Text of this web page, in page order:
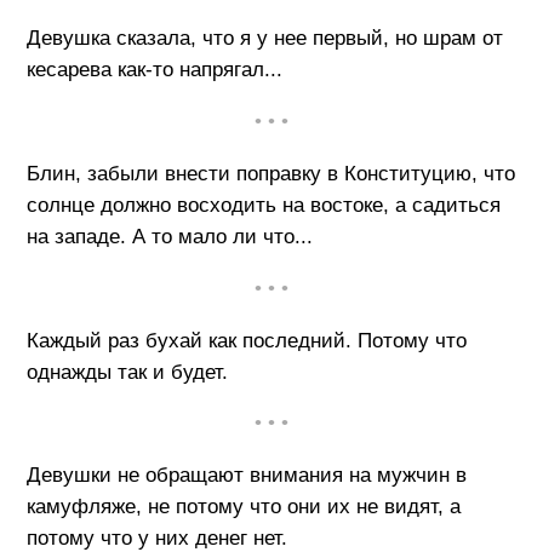
Девушка сказала, что я у нее первый, но шрам от
кесарева как-то напрягал...
• • •
Блин, забыли внести поправку в Конституцию, что
солнце должно восходить на востоке, а садиться
на западе. А то мало ли что...
• • •
Каждый раз бухай как последний. Потому что
однажды так и будет.
• • •
Девушки не обращают внимания на мужчин в
камуфляже, не потому что они их не видят, а
потому что у них денег нет.